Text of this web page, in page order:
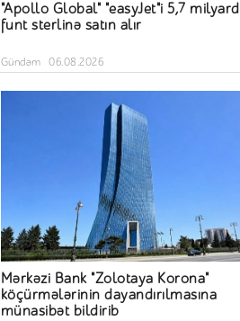
"Apollo Global" "easyJet"i 5,7 milyard
funt sterlinə satın alır
Gündəm 06.08.2026
Mərkəzi Bank "Zolotaya Korona"
köçürmələrinin dayandırılmasına
münasibət bildirib